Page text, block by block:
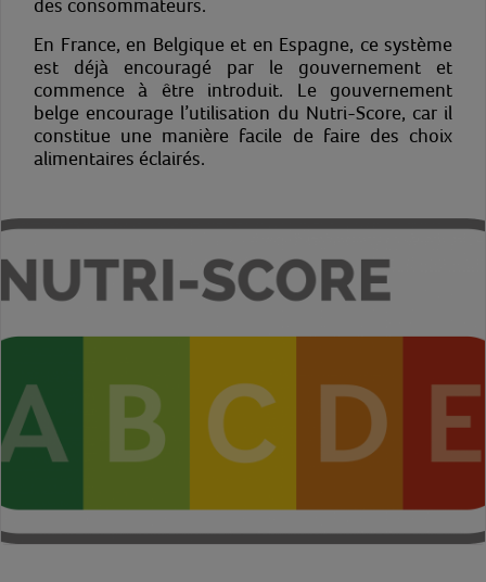
des consommateurs.
En France, en Belgique et en Espagne, ce système
est déjà encouragé par le gouvernement et
commence à être introduit. Le gouvernement
belge encourage l’utilisation du Nutri-Score, car il
constitue une manière facile de faire des choix
alimentaires éclairés.